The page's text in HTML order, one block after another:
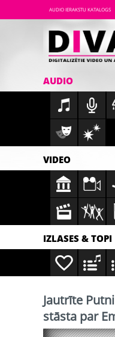
AUDIO IERAKSTU KATALOGS
AUDIO
VIDEO
IZLASES & TOPI
Jautrīte
stāsta par